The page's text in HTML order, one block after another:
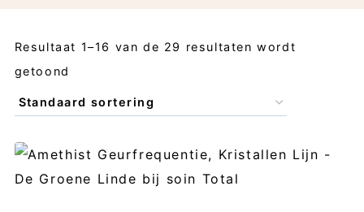
Resultaat 1–16 van de 29 resultaten wordt
getoond